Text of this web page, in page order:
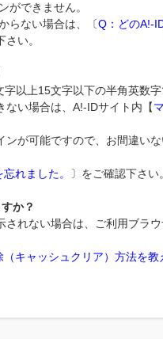
ができません。
らない場合は、〔Q：どのA!-
さい。
以上15文字以下の半角英数字
い場合は、A!-IDサイト内【
が可能ですので、お間違い
れました。 〕をご確認下さい。
か？
れない場合は、ご利用ブラ
キャッシュクリア）方法を教